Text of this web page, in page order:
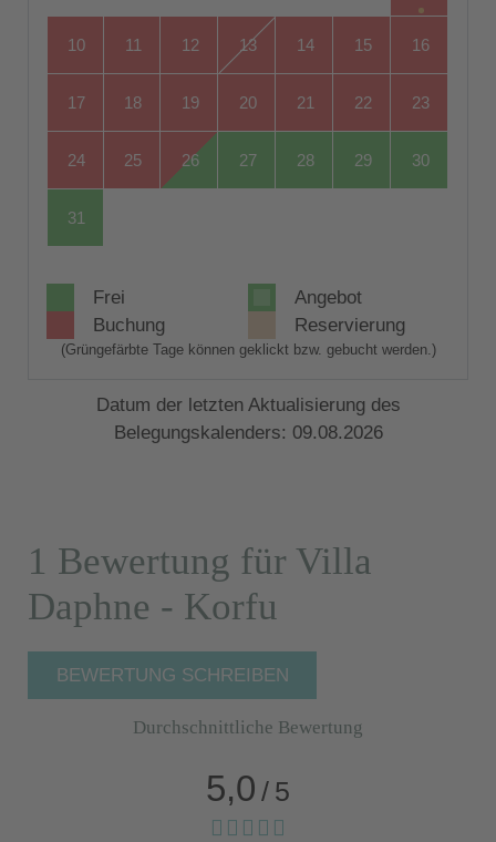
10 11 12 13 14 15 16
17 18 19 20 21 22 23
24 25 26 27 28 29 30
31
Frei
Angebot
Buchung
Reservierung
(Grüngefärbte Tage können geklickt bzw. gebucht werden.)
Datum der letzten Aktualisierung des
Belegungskalenders: 09.08.2026
1 Bewertung für Villa
Daphne - Korfu
BEWERTUNG SCHREIBEN
Durchschnittliche Bewertung
5,0 / 5